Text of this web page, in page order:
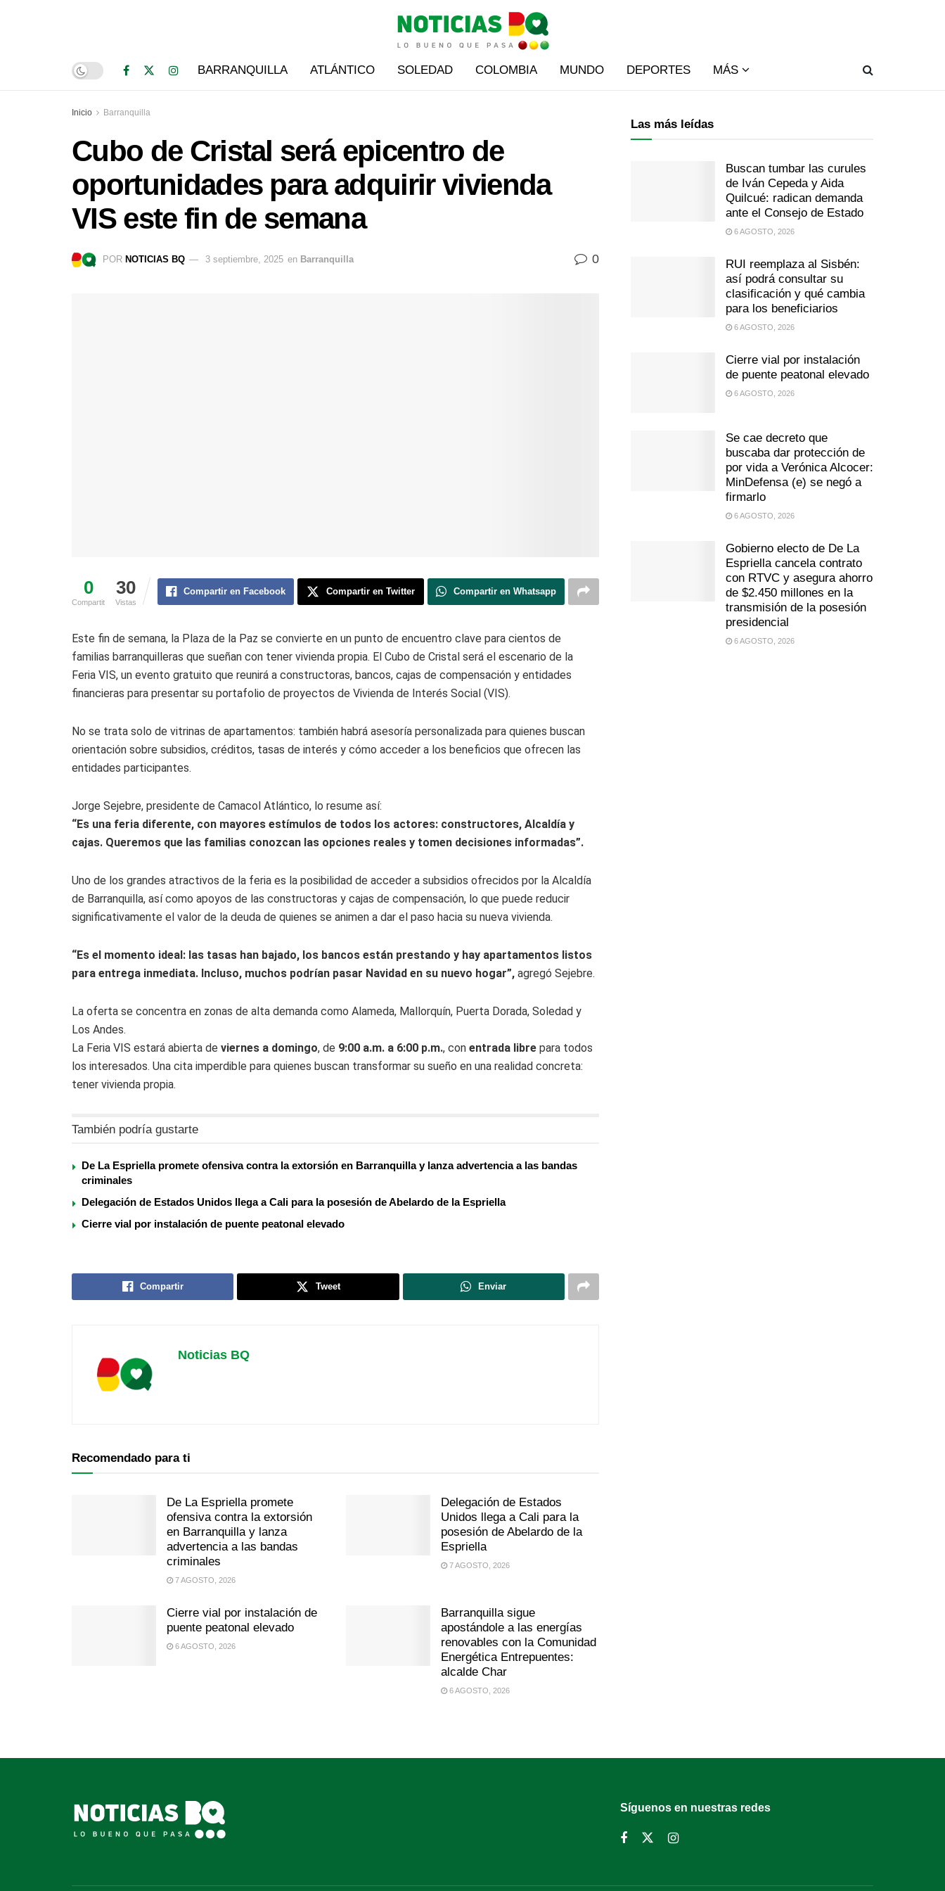
BARRANQUILLA ATLÁNTICO SOLEDAD COLOMBIA MUNDO DEPORTES MÁS
Inicio Barranquilla
Cubo de Cristal será epicentro de
oportunidades para adquirir vivienda
VIS este fin de semana
POR NOTICIAS BQ 3 septiembre, 2025 en Barranquilla 0
0
Compartit
30
Vistas
Compartir en Facebook Compartir en Twitter Compartir en Whatsapp
Este fin de semana, la Plaza de la Paz se convierte en un punto de encuentro clave para cientos de
familias barranquilleras que sueñan con tener vivienda propia. El Cubo de Cristal será el escenario de la
Feria VIS, un evento gratuito que reunirá a constructoras, bancos, cajas de compensación y entidades
financieras para presentar su portafolio de proyectos de Vivienda de Interés Social (VIS).
No se trata solo de vitrinas de apartamentos: también habrá asesoría personalizada para quienes buscan
orientación sobre subsidios, créditos, tasas de interés y cómo acceder a los beneficios que ofrecen las
entidades participantes.
Jorge Sejebre, presidente de Camacol Atlántico, lo resume así:
“Es una feria diferente, con mayores estímulos de todos los actores: constructores, Alcaldía y
cajas. Queremos que las familias conozcan las opciones reales y tomen decisiones informadas”.
Uno de los grandes atractivos de la feria es la posibilidad de acceder a subsidios ofrecidos por la Alcaldía
de Barranquilla, así como apoyos de las constructoras y cajas de compensación, lo que puede reducir
significativamente el valor de la deuda de quienes se animen a dar el paso hacia su nueva vivienda.
“Es el momento ideal: las tasas han bajado, los bancos están prestando y hay apartamentos listos
para entrega inmediata. Incluso, muchos podrían pasar Navidad en su nuevo hogar”, agregó Sejebre.
La oferta se concentra en zonas de alta demanda como Alameda, Mallorquín, Puerta Dorada, Soledad y
Los Andes.
La Feria VIS estará abierta de viernes a domingo, de 9:00 a.m. a 6:00 p.m., con entrada libre para todos
los interesados. Una cita imperdible para quienes buscan transformar su sueño en una realidad concreta:
tener vivienda propia.
También podría gustarte
De La Espriella promete ofensiva contra la extorsión en Barranquilla y lanza advertencia a las bandas
criminales
Delegación de Estados Unidos llega a Cali para la posesión de Abelardo de la Espriella
Cierre vial por instalación de puente peatonal elevado
Compartir Tweet Enviar
Noticias BQ
Recomendado para ti
De La Espriella promete
ofensiva contra la extorsión
en Barranquilla y lanza
advertencia a las bandas
criminales
7 AGOSTO, 2026
Delegación de Estados
Unidos llega a Cali para la
posesión de Abelardo de la
Espriella
7 AGOSTO, 2026
Cierre vial por instalación de
puente peatonal elevado
6 AGOSTO, 2026
Barranquilla sigue
apostándole a las energías
renovables con la Comunidad
Energética Entrepuentes:
alcalde Char
6 AGOSTO, 2026
Las más leídas
Buscan tumbar las curules
de Iván Cepeda y Aida
Quilcué: radican demanda
ante el Consejo de Estado
6 AGOSTO, 2026
RUI reemplaza al Sisbén:
así podrá consultar su
clasificación y qué cambia
para los beneficiarios
6 AGOSTO, 2026
Cierre vial por instalación
de puente peatonal elevado
6 AGOSTO, 2026
Se cae decreto que
buscaba dar protección de
por vida a Verónica Alcocer:
MinDefensa (e) se negó a
firmarlo
6 AGOSTO, 2026
Gobierno electo de De La
Espriella cancela contrato
con RTVC y asegura ahorro
de $2.450 millones en la
transmisión de la posesión
presidencial
6 AGOSTO, 2026
Síguenos en nuestras redes